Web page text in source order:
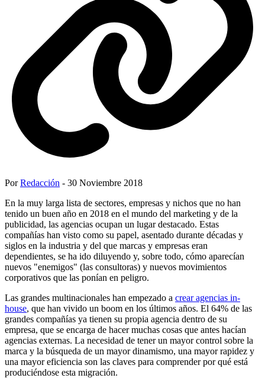
PorRedacción - 30 Noviembre 2018
En la muy larga lista de sectores, empresas y nichos que no han
tenido un buen año en 2018 en el mundo del marketing y de la
publicidad, las agencias ocupan un lugar destacado. Estas
compañías han visto como su papel, asentado durante décadas y
siglos en la industria y del que marcas y empresas eran
dependientes, se ha ido diluyendo y, sobre todo, cómo aparecían
nuevos "enemigos" (las consultoras) y nuevos movimientos
corporativos que las ponían en peligro.
Las grandes multinacionales han empezado a crear agencias in-
house, que han vivido un boom en los últimos años. El 64% de las
grandes compañías ya tienen su propia agencia dentro de su
empresa, que se encarga de hacer muchas cosas que antes hacían
agencias externas. La necesidad de tener un mayor control sobre la
marca y la búsqueda de un mayor dinamismo, una mayor rapidez y
una mayor eficiencia son las claves para comprender por qué está
produciéndose esta migración.